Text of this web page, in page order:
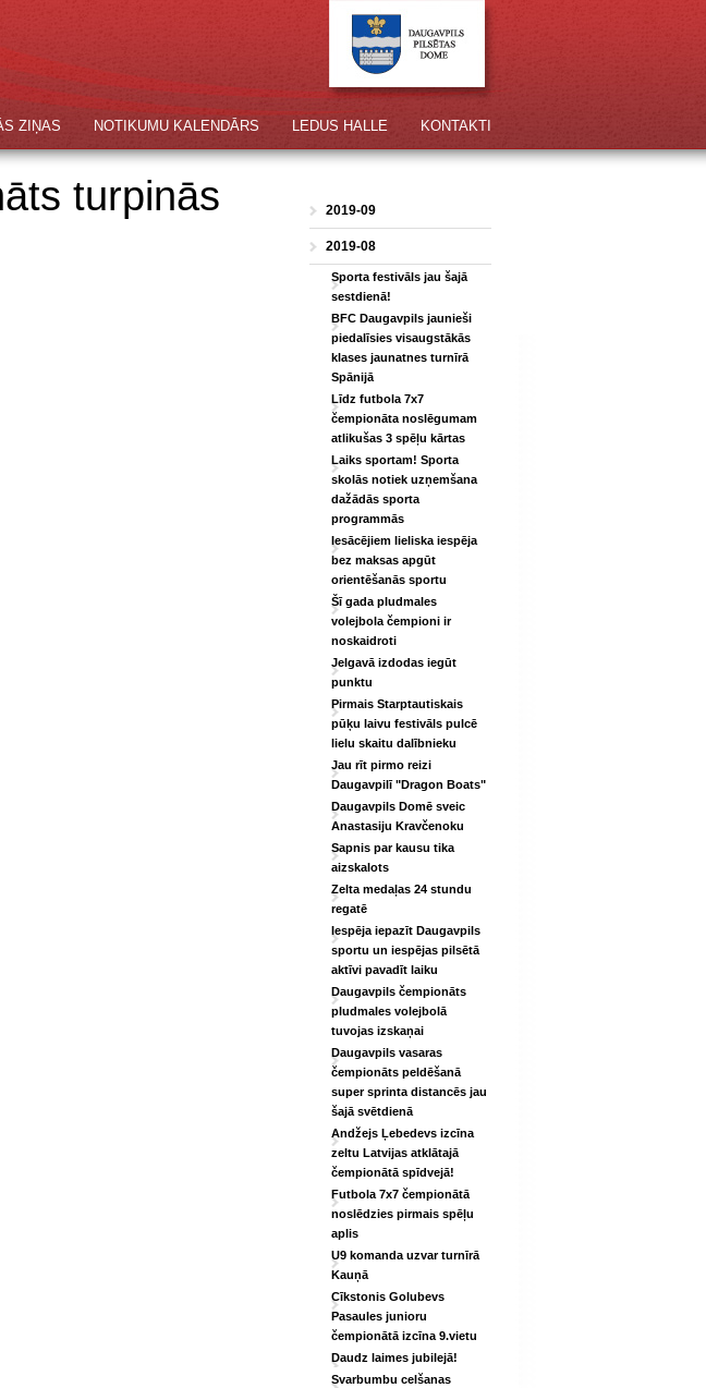
KONTAKTI
LEDUS HALLE
NOTIKUMU KALENDĀRS
ZIŅAS
2019-09
2019-08
Sporta festivāls jau šajā
sestdienā!
BFC Daugavpils jaunieši
piedalīsies visaugstākās
klases jaunatnes turnīrā
Spānijā
Līdz futbola 7x7
čempionāta noslēgumam
atlikušas 3 spēļu kārtas
Laiks sportam! Sporta
skolās notiek uzņemšana
dažādās sporta
programmās
Iesācējiem lieliska iespēja
bez maksas apgūt
orientēšanās sportu
Šī gada pludmales
volejbola čempioni ir
noskaidroti
Jelgavā izdodas iegūt
punktu
Pirmais Starptautiskais
pūķu laivu festivāls pulcē
lielu skaitu dalībnieku
Jau rīt pirmo reizi
Daugavpilī "Dragon Boats"
Daugavpils Domē sveic
Anastasiju Kravčenoku
Sapnis par kausu tika
aizskalots
Zelta medaļas 24 stundu
regatē
Iespēja iepazīt Daugavpils
sportu un iespējas pilsētā
aktīvi pavadīt laiku
Daugavpils čempionāts
pludmales volejbolā
tuvojas izskaņai
Daugavpils vasaras
čempionāts peldēšanā
super sprinta distancēs jau
šajā svētdienā
Andžejs Ļebedevs izcīna
zeltu Latvijas atklātajā
čempionātā spīdvejā!
Futbola 7x7 čempionātā
noslēdzies pirmais spēļu
aplis
U9 komanda uzvar turnīrā
Kauņā
Cīkstonis Golubevs
Pasaules junioru
čempionātā izcīna 9.vietu
Daudz laimes jubilejā!
Svarbumbu celšanas
turpinās